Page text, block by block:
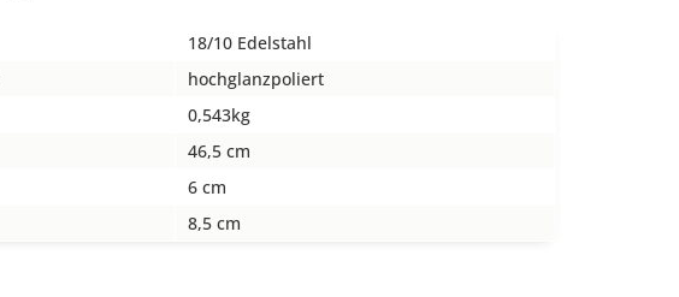
18/10 Edelstahl
hochglanzpoliert
0,543kg
46,5 cm
6 cm
8,5 cm